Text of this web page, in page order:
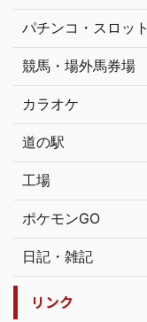
パチンコ・スロット
競馬・場外馬券場
カラオケ
道の駅
工場
ポケモンGO
日記・雑記
リンク